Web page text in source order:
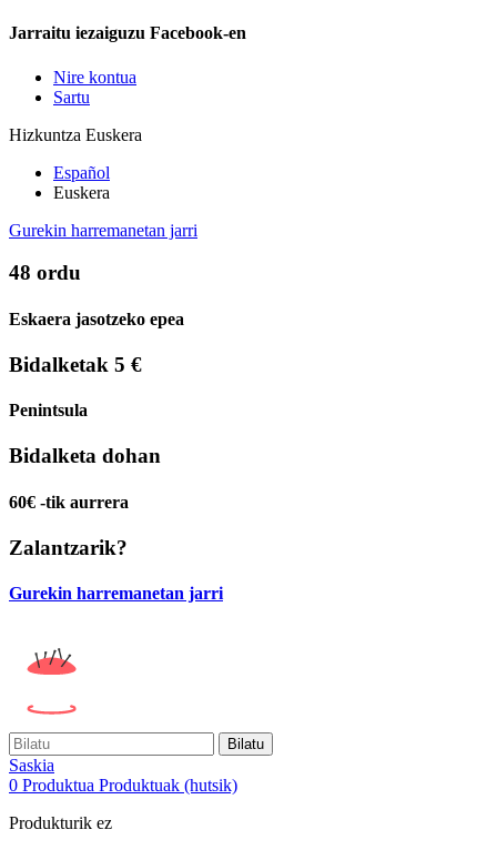
Jarraitu iezaiguzu Facebook-en
Nire kontua
Sartu
Hizkuntza Euskera
Español
Euskera
Gurekin harremanetan jarri
48 ordu
Eskaera jasotzeko epea
Bidalketak 5 €
Penintsula
Bidalketa dohan
60€ -tik aurrera
Zalantzarik?
Gurekin harremanetan jarri
Bilatu
Saskia
0 Produktua Produktuak (hutsik)
Produkturik ez